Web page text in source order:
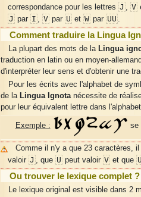
correspondance pour les lettres J V
J par I V par U et W par UU
Comment traduire la Lingua
La plupart des mots de la Lingua
traduction en latin ou en moyen-
d'interpréter leur sens et d'obtenir une
Pour les écrits avec l'alphabet de
de la Lingua Ignotanécessite de
pour leur équivalent lettre dans
Exemple : se
Comme il n'y a que 23 caractères,
valoir J , que U peut valoir V et que
Ou trouver le lexique complet ?
Le lexique original est visible dans 2